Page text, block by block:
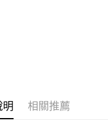
明 相關推薦